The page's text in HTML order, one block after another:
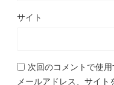
サイト
次回のコメントで使
メールアドレス、サイト